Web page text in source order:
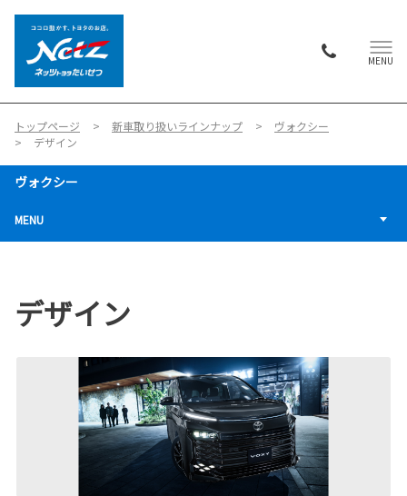
MENU
トップページ 新車取り扱いラインナップ
ヴォクシー
デザイン
ヴォクシー
MENU
デザイン